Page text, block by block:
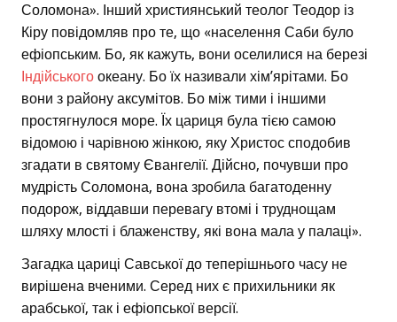
Соломона». Інший християнський теолог Теодор із
Кіру повідомляв про те, що «населення Саби було
ефіопським. Бо, як кажуть, вони оселилися на березі
Індійського океану. Бо їх називали хім’ярітами. Бо
вони з району аксумітов. Бо між тими і іншими
простягнулося море. Їх цариця була тією самою
відомою і чарівною жінкою, яку Христос сподобив
згадати в святому Євангелії. Дійсно, почувши про
мудрість Соломона, вона зробила багатоденну
подорож, віддавши перевагу втомі і труднощам
шляху млості і блаженству, які вона мала у палаці».
Загадка цариці Савської до теперішнього часу не
вирішена вченими. Серед них є прихильники як
арабської, так і ефіопської версії.